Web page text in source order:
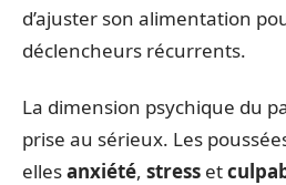
d’ajuster son alimentation
déclencheurs récurrents.
La dimension psychique du
prise au sérieux. Les
ellesanxiété, stress et